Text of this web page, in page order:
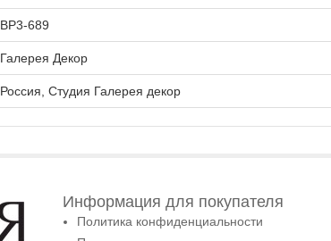
ВР3-689
Галерея Декор
Россия, Студия Галерея декор
Информация для покупателя
Политика конфиденциальности